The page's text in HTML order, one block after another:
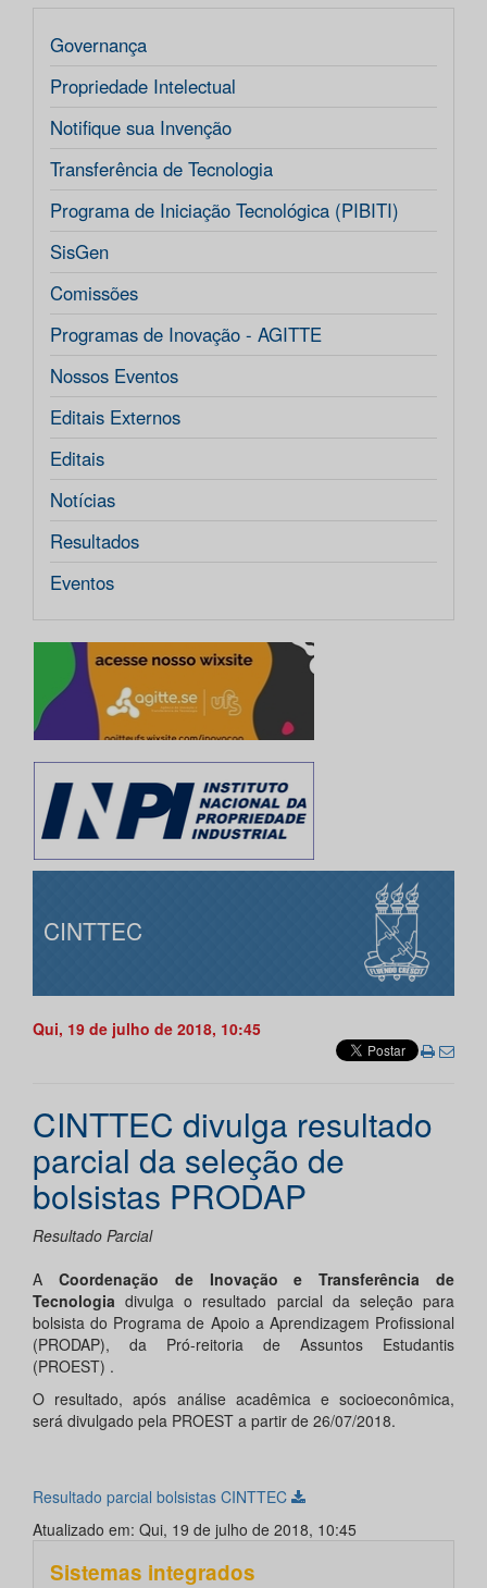
Governança
Propriedade Intelectual
Notifique sua Invenção
Transferência de Tecnologia
Programa de Iniciação Tecnológica (PIBITI)
SisGen
Comissões
Programas de Inovação - AGITTE
Nossos Eventos
Editais Externos
Editais
Notícias
Resultados
Eventos
CINTTEC
Qui, 19 de julho de 2018, 10:45
CINTTEC divulga resultado
parcial da seleção de
bolsistas PRODAP
Resultado Parcial
A Coordenação de Inovação e Transferência de
Tecnologiadivulga o resultado parcial da seleção para
bolsista do Programa de Apoio a Aprendizagem Profissional
(PRODAP), da Pró-reitoria de Assuntos Estudantis
(PROEST) .
O resultado, após análise acadêmica e socioeconômica,
será divulgado pela PROEST a partir de 26/07/2018.
Resultado parcial bolsistas CINTTEC
Atualizado em: Qui, 19 de julho de 2018, 10:45
Sistemas integrados